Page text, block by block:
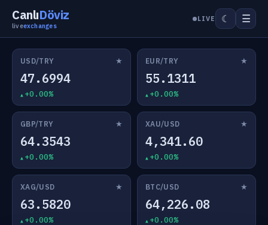
CanlıDöviz
liveexchanges
LIVE ☾ ☰
USD/TRY ★
47.6994
+0.00%
EUR/TRY ★
55.1311
+0.00%
GBP/TRY ★
64.3543
+0.00%
XAU/USD ★
4,341.60
+0.00%
XAG/USD ★
63.5820
+0.00%
BTC/USD ★
64,226.08
+0.00%